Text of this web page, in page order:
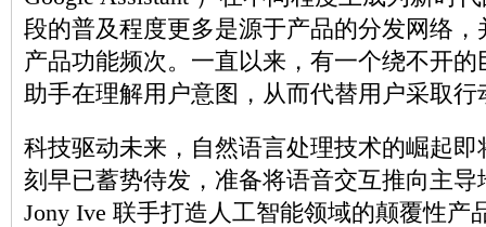
段的普及程度更多是源于产品的分发网络
产品功能频次。一直以来，有一个绕不开
助手在理解用户意图，从而代替用户采取
科技驱动未来，自然语言处理技术的崛起
刻早已蓄势待发，准备将语音交互推向主导
Jony Ive 联手打造人工智能领域的颠覆性产